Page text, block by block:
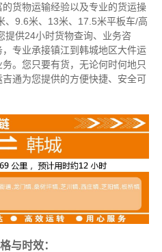
的货物运输经验以及专业的货运操
、9.6米、13米、17.5米平板车/高
提供24小时货物查询、业务咨
专业承接镇江到韩城地区大件运
。 您只要有货，无论何时何地只
通为您提供的方便快捷、安全可
与时效：